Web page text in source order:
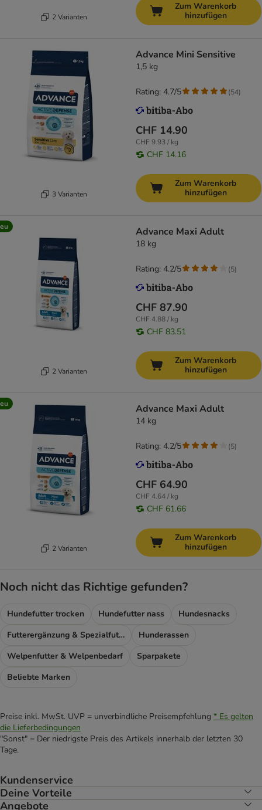
2 Varianten
Zum Warenkorb
hinzufügen
3 Varianten
Advance Mini Sensitive
1,5 kg
CHF 14.90
CHF 9.93 / kg
CHF 14.16
Rating: 4.7/5 (54)
Zum Warenkorb
hinzufügen
2 Varianten
Advance Maxi Adult
18 kg
CHF 87.90
CHF 4.88 / kg
CHF 83.51
Rating: 4.2/5 (5)
Zum Warenkorb
hinzufügen
2 Varianten
Advance Maxi Adult
14 kg
CHF 64.90
CHF 4.64 / kg
CHF 61.66
Rating: 4.2/5 (5)
Zum Warenkorb
hinzufügen
Noch nicht das Richtige gefunden?
Hundefutter trocken Hundefutter nass
Hundesnacks
Futterergänzung & Spezialfutter
Hunderassen
Welpenfutter & Welpenbedarf
Sparpakete
Beliebte Marken
Preise inkl. MwSt. UVP = unverbindliche Preisempfehlung * Es gelten
die Lieferbedingungen
"Sonst" = Der niedrigste Preis des Artikels innerhalb der letzten 30
Tage.
Kundenservice
Deine Vorteile
Angebote